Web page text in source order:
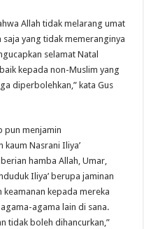
Allah tidak melarang umat
yang tidak memeranginya
selamat Natal
kepada non-Muslim yang
diperbolehkan,” kata Gus
pun menjamin
Nasrani Iliya’
hamba Allah, Umar,
Iliya’ berupa jaminan
keamanan kepada mereka
agama lain di sana.
tidak boleh dihancurkan,”